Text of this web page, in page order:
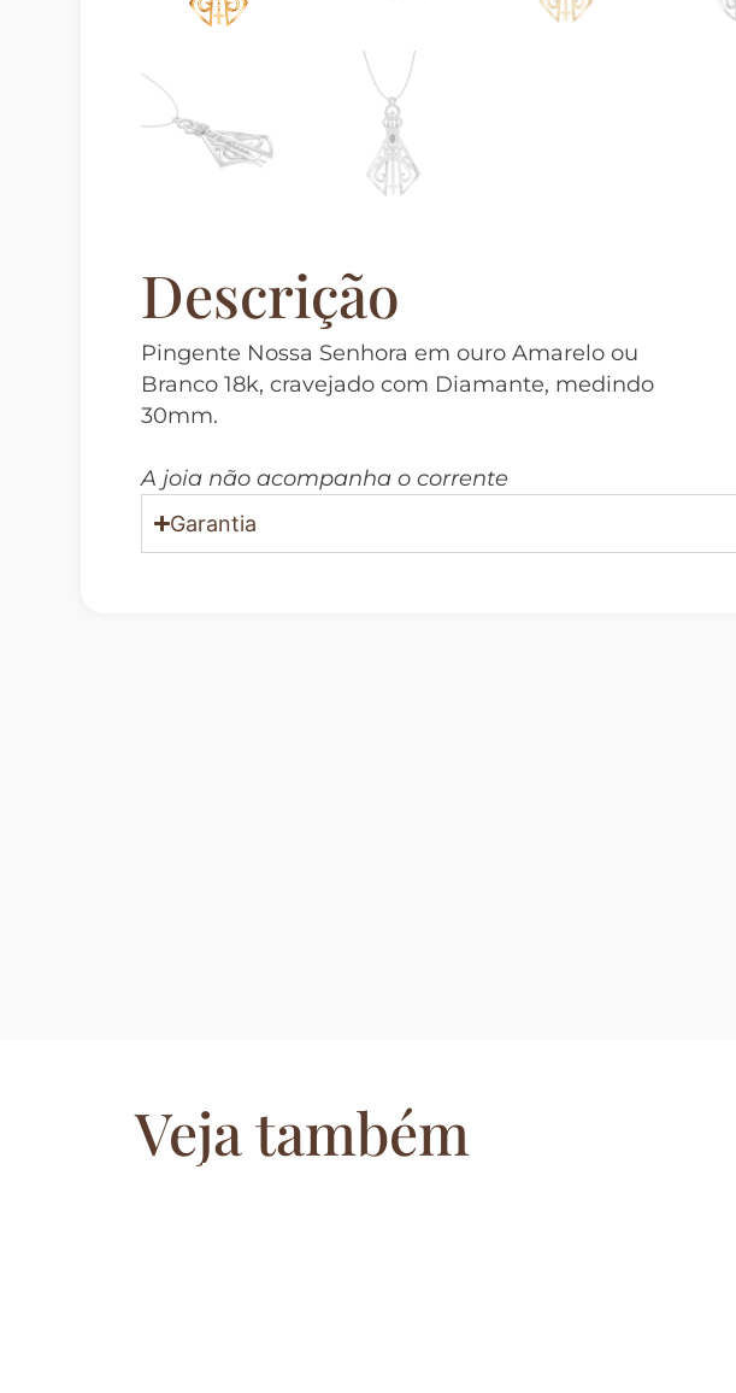
Descrição
Pingente Nossa Senhora em ouro Amarelo ou
Branco 18k, cravejado com Diamante, medindo
30mm.
A joia não acompanha o corrente
Garantia
Veja também